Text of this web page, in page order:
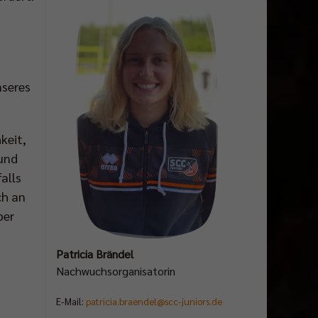
an
Patricia Brändel
Nachwuchsorganisatorin
E-Mail: patricia.braendel@scc-juniors.de